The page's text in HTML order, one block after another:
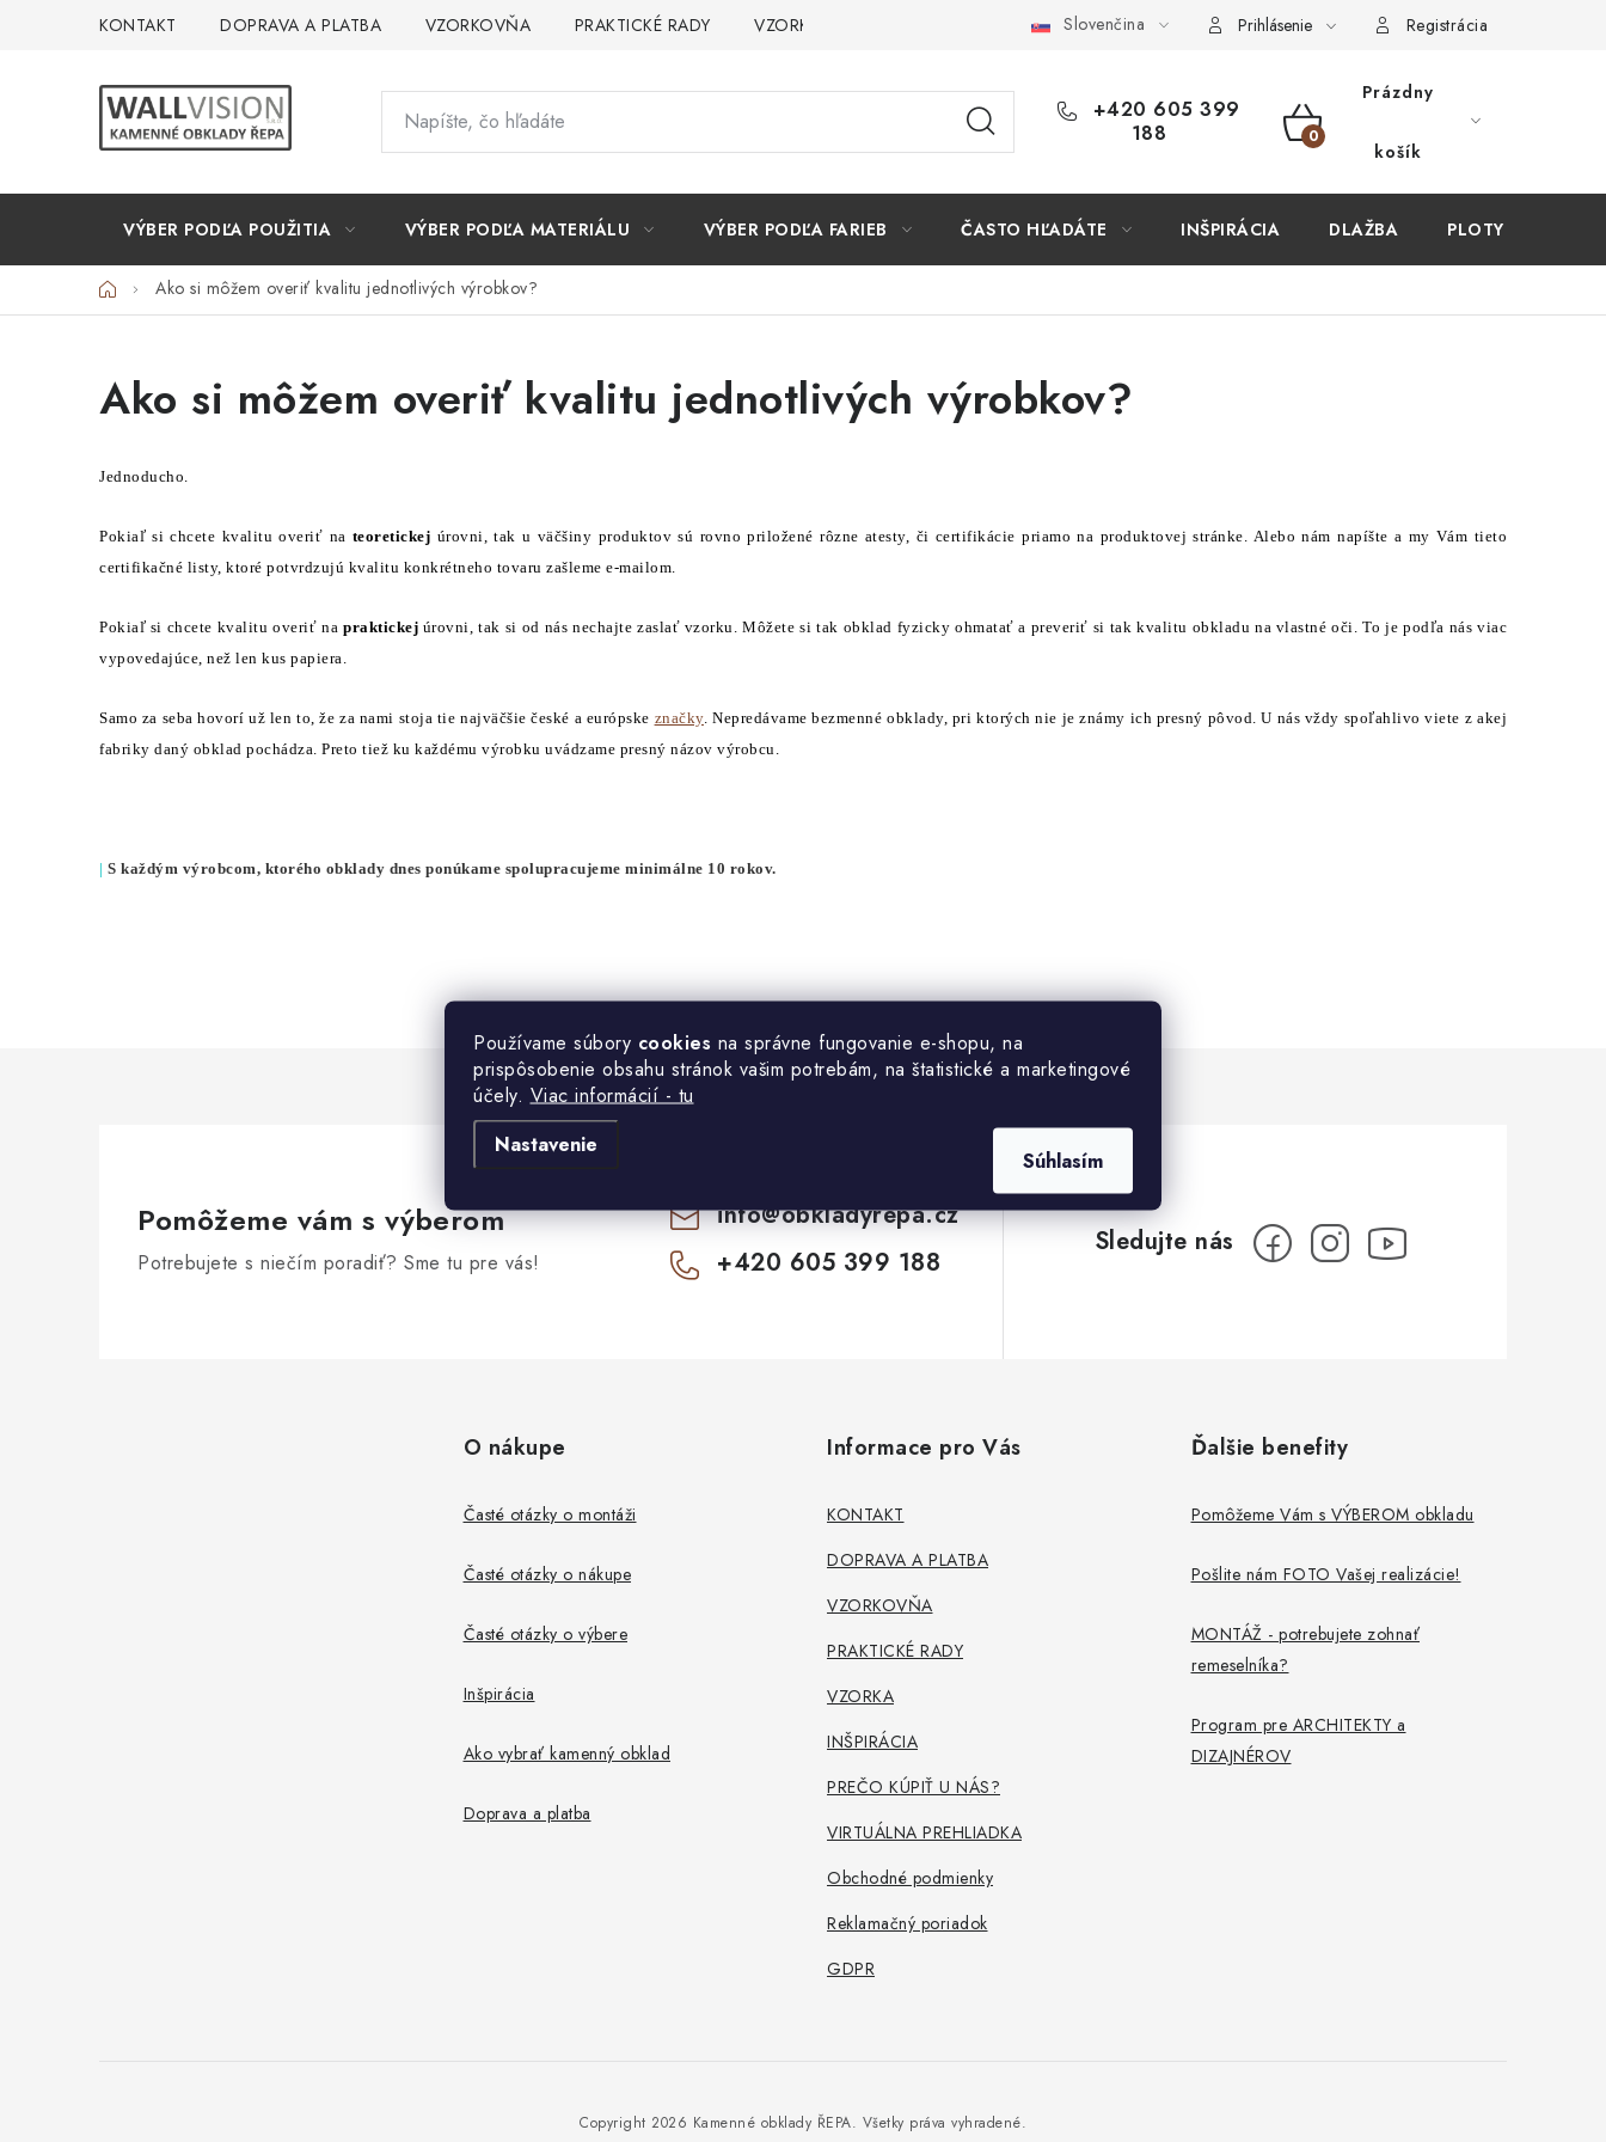
Používame súbory cookies na správne fungovanie e-shopu, na
prispôsobenie obsahu stránok vašim potrebám, na štatistické a marketingové
účely. Viac informácií - tu
Nastavenie
Súhlasím
KONTAKT DOPRAVA A PLATBA VZORKOVŇA PRAKTICKÉ RADY VZORKA PREČO KÚPIŤ U NÁS? VIRTUÁLNA PREHLIADKA Obchodné
Slovenčina Prihlásenie Registrácia
+420 605 399
188
NÁKUPNÝ
Prázdny
košík
VÝBER PODĽA POUŽITIA VÝBER PODĽA MATERIÁLU VÝBER PODĽA FARIEB ČASTO HĽADÁTE INŠPIRÁCIA DLAŽBA PLOTY
DomovAko si môžem overiť kvalitu jednotlivých výrobkov?
Ako si môžem overiť kvalitu jednotlivých výrobkov?
Jednoducho.
Pokiaľ si chcete kvalitu overiť na teoretickej úrovni, tak u väčšiny produktov sú rovno priložené rôzne atesty, či certifikácie priamo na produktovej stránke. Alebo nám napíšte a my Vám tieto
certifikačné listy, ktoré potvrdzujú kvalitu konkrétneho tovaru zašleme e-mailom.
Pokiaľ si chcete kvalitu overiť napraktickej úrovni, tak si od nás nechajte zaslať vzorku. Môžete si tak obklad fyzicky ohmatať a preveriť si tak kvalitu obkladu na vlastné oči. To je podľa nás viac
vypovedajúce, než len kus papiera.
Samo za seba hovorí už len to, že za nami stoja tie najväčšie české a európske značky. Nepredávame bezmenné obklady, pri ktorých nie je známy ich presný pôvod. U nás vždy spoľahlivo viete z akej
fabriky daný obklad pochádza. Preto tiež ku každému výrobku uvádzame presný názov výrobcu.
| S každým výrobcom, ktorého obklady dnes ponúkame spolupracujeme minimálne 10 rokov.
Pomôžeme vám s výberom
Potrebujete s niečím poradiť? Sme tu pre vás!
info@obkladyrepa.cz
+420 605 399 188
O nákupe
Časté otázky o montáži
Časté otázky o nákupe
Časté otázky o výbere
Inšpirácia
Ako vybrať kamenný obklad
Doprava a platba
Informace pro Vás
KONTAKT
DOPRAVA A PLATBA
VZORKOVŇA
PRAKTICKÉ RADY
VZORKA
INŠPIRÁCIA
PREČO KÚPIŤ U NÁS?
VIRTUÁLNA PREHLIADKA
Obchodné podmienky
Reklamačný poriadok
GDPR
Ďalšie benefity
Pomôžeme Vám s VÝBEROM obkladu
Pošlite nám FOTO Vašej realizácie!
MONTÁŽ - potrebujete zohnať
remeselníka?
Program pre ARCHITEKTY a
DIZAJNÉROV
Copyright 2026 Kamenné obklady ŘEPA. Všetky práva vyhradené.